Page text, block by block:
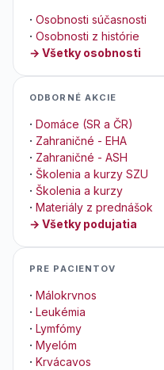
· Osobnosti súčasnosti
· Osobnosti z histórie
→ Všetky osobnosti
ODBORNÉ AKCIE
· Domáce (SR a ČR)
· Zahraničné - EHA
· Zahraničné - ASH
· Školenia a kurzy SZU
· Školenia a kurzy
· Materiály z prednášok
→ Všetky podujatia
PRE PACIENTOV
· Málokrvnos
· Leukémia
· Lymfómy
· Myelóm
· Krvácavos